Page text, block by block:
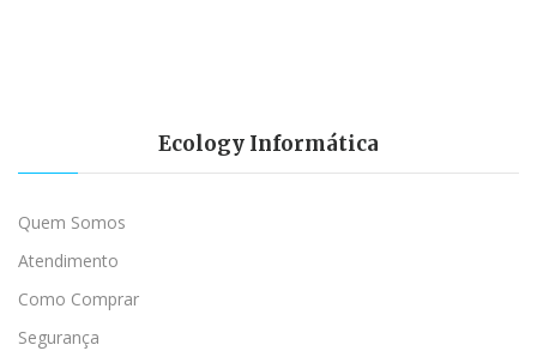
Ecology Informática
Quem Somos
Atendimento
Como Comprar
Segurança